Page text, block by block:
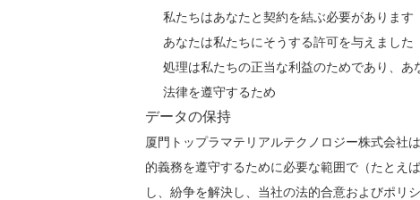
私たちはあなたと契約を結ぶ必要があります
あなたは私たちにそうする許可を与えました
処理は私たちの正当な利益のためであり、
法律を遵守するため
データの保持
厦門トップラマテリアルテクノロジー株式会社
的義務を遵守するために必要な範囲で（たとえ
し、紛争を解決し、当社の法的合意およびポリ